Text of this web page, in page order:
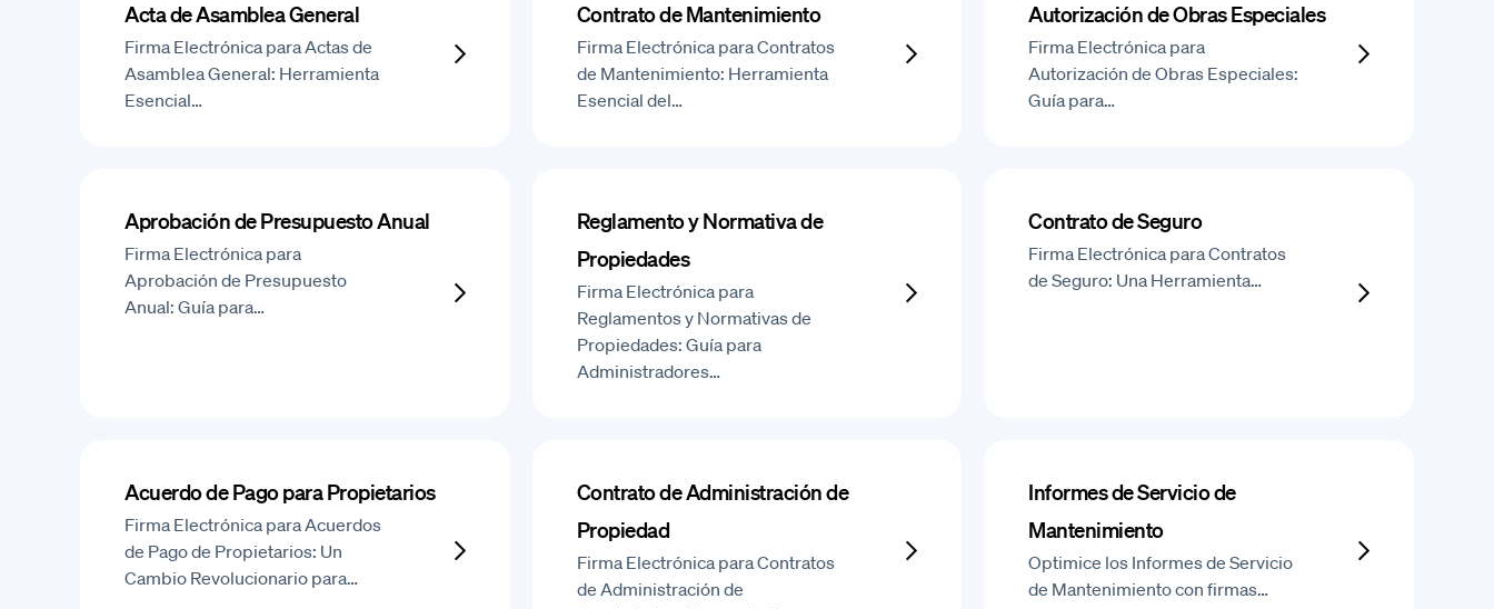
Acta de Asamblea General
Firma Electrónica para Actas de
Asamblea General: Herramienta
Esencial…
Contrato de Mantenimiento
Firma Electrónica para Contratos
de Mantenimiento: Herramienta
Esencial del…
Autorización de Obras Especiales
Firma Electrónica para
Autorización de Obras Especiales:
Guía para…
Aprobación de Presupuesto Anual
Firma Electrónica para
Aprobación de Presupuesto
Anual: Guía para…
Reglamento y Normativa de
Propiedades
Firma Electrónica para
Reglamentos y Normativas de
Propiedades: Guía para
Administradores…
Contrato de Seguro
Firma Electrónica para Contratos
de Seguro: Una Herramienta…
Acuerdo de Pago para Propietarios
Firma Electrónica para Acuerdos
de Pago de Propietarios: Un
Cambio Revolucionario para…
Contrato de Administración de
Propiedad
Firma Electrónica para Contratos
de Administración de
Informes de Servicio de
Mantenimiento
Optimice los Informes de Servicio
de Mantenimiento con firmas…